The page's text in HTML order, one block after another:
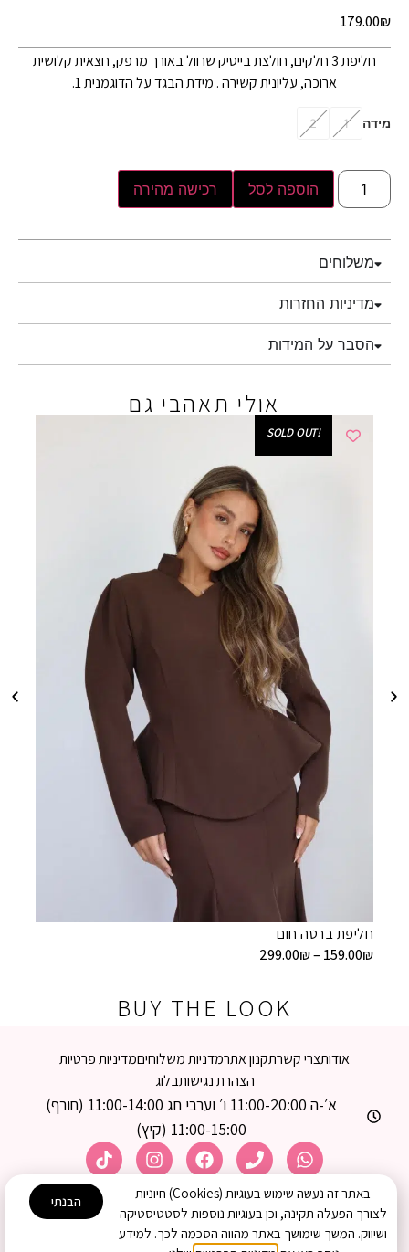
179.00₪
חליפת 3 חלקים, חולצת בייסיק שרוול באורך מרפק, חצאית קלושית
ארוכה, עליונית קשירה . מידת הבגד על הדוגמנית 1.
מידה 1
2
הוספה לסל רכישה מהירה
משלוחים
מדיניות החזרות
הסבר על המידות
אולי תאהבי גם
!SOLD OUT
חליפת ברטה חום
159.00₪
–
299.00₪
BUY THE LOOK
אודותצרי קשרתקנון אתרמדניות משלוחיםמדיניות פרטיות
הצהרת נגישותבלוג
א׳-ה 11:00-20:00 ו׳ וערבי חג 11:00-14:00 (חורף)
11:00-15:00 (קיץ)
© 2026 כל הזכויות שמורות –
פרי הצניעות
האתר נבנה באהבה על ידי couple-marketing
באתר זה נעשה שימוש בעוגיות (Cookies) חיוניות
לצורך הפעלה תקינה, וכן בעוגיות נוספות לסטטיסטיקה
ושיווק. המשך שימושך באתר מהווה הסכמה לכך. למידע
הבנתי